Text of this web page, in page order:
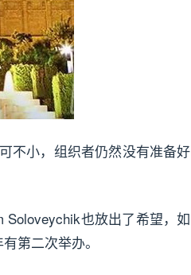
不小，组织者仍然没有准备好
也放出了希望，如
第二次举办。